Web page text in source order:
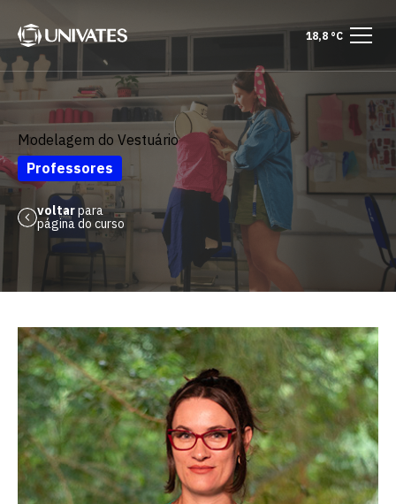
18,8 °C
Modelagem do Vestuário
Professores
voltarpara
página do curso